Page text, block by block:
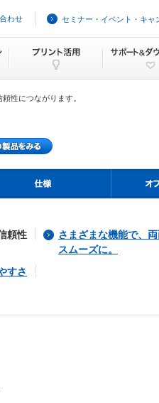
わせ セミナー・イベント・キャ
性につながります。
頼性
さまざまな機能で、
スムーズに。
すさ